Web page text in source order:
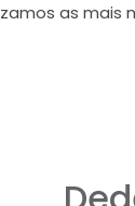
as mais